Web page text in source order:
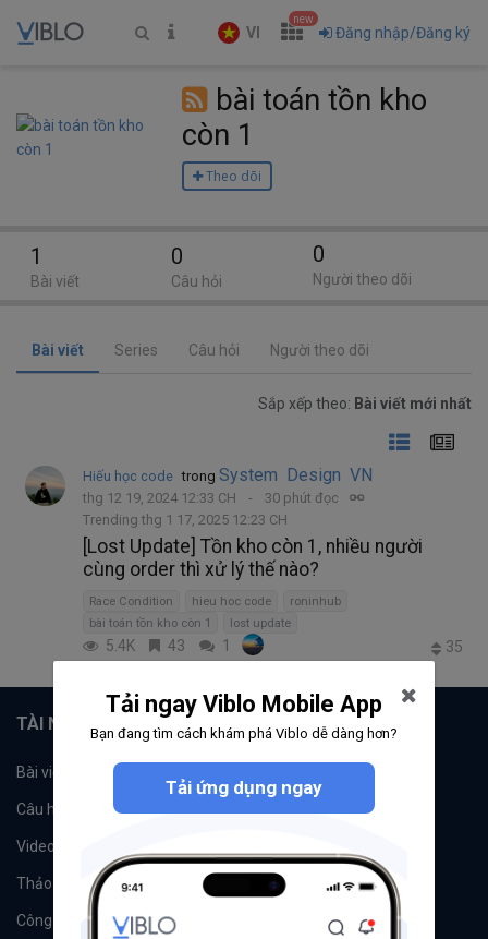
VI
new
Đăng nhập/Đăng ký
bài toán tồn kho
còn 1
Theo dõi
Bài viết Series Câu hỏi Người theo dõi
Sắp xếp theo: Bài viết mới nhất
Hiếu học code trong System Design VN
thg 12 19, 2024 12:33 CH
30 phút đọc
Trending thg 1 17, 2025 12:23 CH
[Lost Update] Tồn kho còn 1, nhiều người
cùng order thì xử lý thế nào?
Race Condition hieu hoc code
roninhub
bài toán tồn kho còn 1
lost update
5.4K 43 1 35
1
Bài viết
0
Câu hỏi
0
Người theo dõi
TÀI NGUYÊN
Bài viết
Câu hỏi
Videos
Thảo luận Đề xuất hệ thống
Công cụ Machine Learning
Tải ngay Viblo Mobile App
Bạn đang tìm cách khám phá Viblo dễ dàng hơn?
Tải ứng dụng ngay